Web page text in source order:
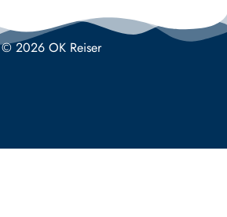
© 2026 OK Reiser